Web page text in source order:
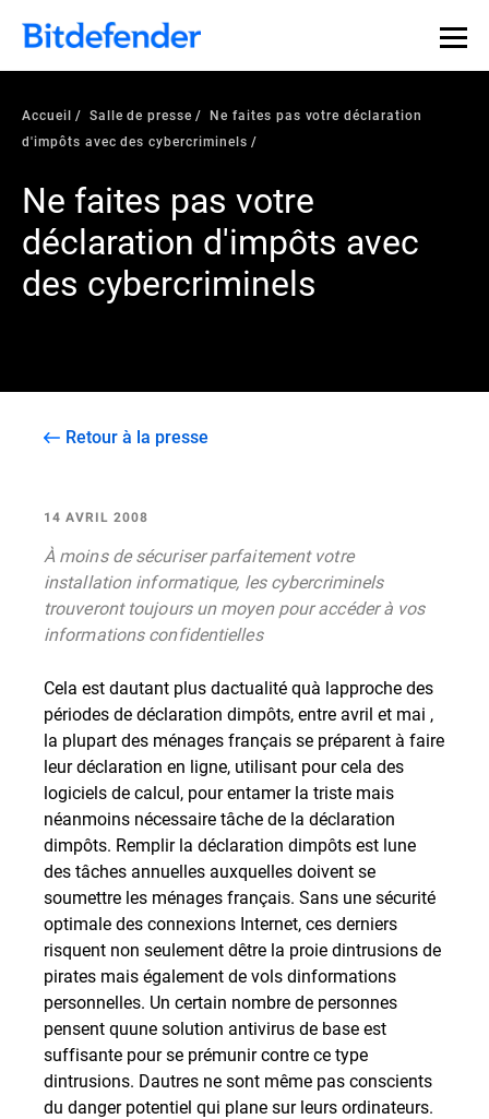
Accueil Salle de presse
Ne faites pas votre déclaration
d'impôts avec des cybercriminels
Ne faites pas votre
déclaration d'impôts avec
des cybercriminels
Retour à la presse
14 AVRIL 2008
À moins de sécuriser parfaitement votre
installation informatique, les cybercriminels
trouveront toujours un moyen pour accéder à vos
informations confidentielles
Cela est dautant plus dactualité quà lapproche des
périodes de déclaration dimpôts, entre avril et mai ,
la plupart des ménages français se préparent à faire
leur déclaration en ligne, utilisant pour cela des
logiciels de calcul, pour entamer la triste mais
néanmoins nécessaire tâche de la déclaration
dimpôts. Remplir la déclaration dimpôts est lune
des tâches annuelles auxquelles doivent se
soumettre les ménages français. Sans une sécurité
optimale des connexions Internet, ces derniers
risquent non seulement dêtre la proie dintrusions de
pirates mais également de vols dinformations
personnelles. Un certain nombre de personnes
pensent quune solution antivirus de base est
suffisante pour se prémunir contre ce type
dintrusions. Dautres ne sont même pas conscients
du danger potentiel qui plane sur leurs ordinateurs.